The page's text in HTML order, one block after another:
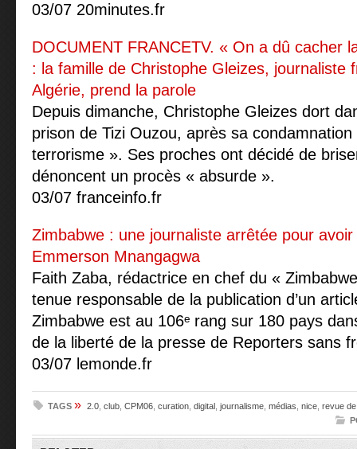
03/07 20minutes.fr
DOCUMENT FRANCETV. « On a dû cacher
: la famille de Christophe Gleizes, journaliste
Algérie, prend la parole
Depuis dimanche, Christophe Gleizes dort
prison de Tizi Ouzou, après sa
terrorisme ». Ses proches ont décidé de
dénoncent un procès « absurde ».
03/07 franceinfo.fr
Zimbabwe : une journaliste arrêtée pour
Emmerson Mnangagwa
Faith Zaba, rédactrice en chef du «
tenue responsable de la publication d’un
Zimbabwe est au 106ᵉ rang sur 180 pays
de la liberté de la presse de Reporters sans
03/07 lemonde.fr
TAGS » 2.0 club CPM06 curation digital journalisme médias nice revue